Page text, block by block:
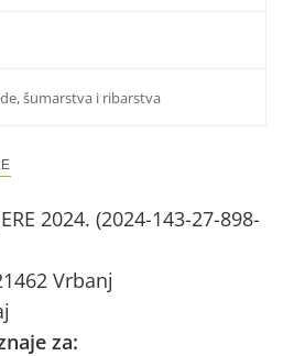
šumarstva i ribarstva
2024. (2024-143-27-898-
Vrbanj
za: